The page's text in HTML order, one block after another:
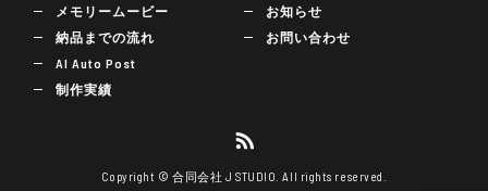
メモリームービー
納品までの流れ
AI Auto Post
制作実績
お知らせ
お問い合わせ
Copyright © 合同会社 J STUDIO. All rights reserved.